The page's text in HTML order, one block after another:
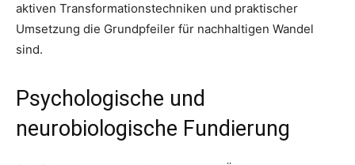
aktiven Transformationstechniken und praktischer
Umsetzung die Grundpfeiler für nachhaltigen Wandel
sind.
Psychologische und
neurobiologische Fundierung